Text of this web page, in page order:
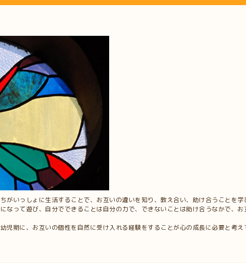
がいっしょに生活することで、お互いの違いを知り、教え合い、助け合うことを学
なって遊び、自分でできることは自分の力で、できないことは助け合うなかで、
児期に、お互いの個性を自然に受け入れる経験をすることが心の成長に必要と考え